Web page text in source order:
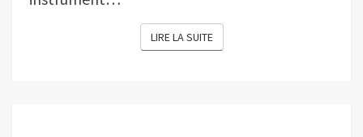
LIRE LA SUITELIRE LA SUITE